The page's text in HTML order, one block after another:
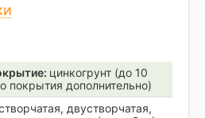
цинкогрунт (до 10
покрытия дополнительно)
двустворчатая,